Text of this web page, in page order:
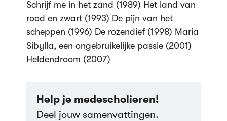
Schrijf me in het zand (1989) Het land van
rood en zwart (1993) De pijn van het
scheppen (1996) De rozendief (1998) Maria
Sibylla, een ongebruikelijke passie (2001)
Heldendroom (2007)
Help je medescholieren!
Deel jouw samenvattingen.